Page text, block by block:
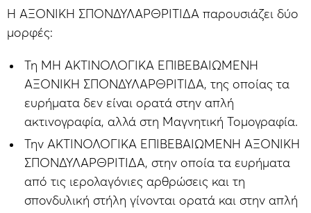
Η ΑΞΟΝΙΚΗ ΣΠΟΝΔΥΛΑΡΘΡΙΤΙΔΑ παρουσιάζει δύο
μορφές:
Τη ΜΗ ΑΚΤΙΝΟΛΟΓΙΚΑ ΕΠΙΒΕΒΑΙΩΜΕΝΗ
ΑΞΟΝΙΚΗ ΣΠΟΝΔΥΛΑΡΘΡΙΤΙΔΑ, της οποίας τα
ευρήματα δεν είναι ορατά στην απλή
ακτινογραφία, αλλά στη Μαγνητική Τομογραφία.
Την ΑΚΤΙΝΟΛΟΓΙΚΑ ΕΠΙΒΕΒΑΙΩΜΕΝΗ ΑΞΟΝΙΚΗ
ΣΠΟΝΔΥΛΑΡΘΡΙΤΙΔΑ, στην οποία τα ευρήματα
από τις ιερολαγόνιες αρθρώσεις και τη
σπονδυλική στήλη γίνονται ορατά και στην απλή